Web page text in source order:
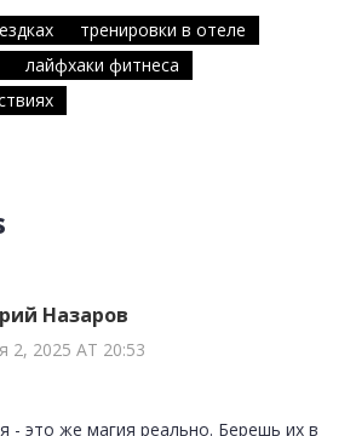
тренировки в отеле
лайфхаки фитнеса
Назаров
2, 2025 AT 20:53
- это же магия реально. Берешь их в